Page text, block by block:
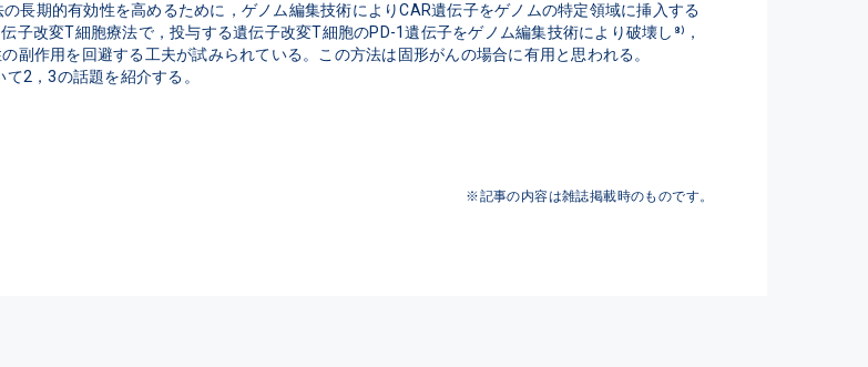
長期的有効性を高めるために，ゲノム編集技術によりCAR遺伝子をゲノムの特定領域に挿入する
子改変T細胞療法で，投与する遺伝子改変T細胞のPD-1遺伝子をゲノム編集技術により破壊し⁸⁾，
作用を回避する工夫が試みられている。この方法は固形がんの場合に有用と思われる。
2，3の話題を紹介する。
※記事の内容は雑誌掲載時のものです。